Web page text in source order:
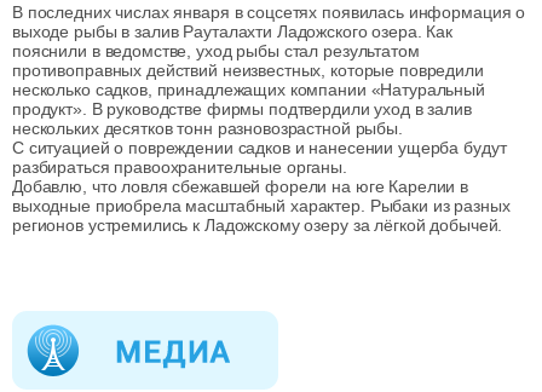
В последних числах января в соцсетях появилась информация о
выходе рыбы в залив Рауталахти Ладожского озера. Как
пояснили в ведомстве, уход рыбы стал результатом
противоправных действий неизвестных, которые повредили
несколько садков, принадлежащих компании «Натуральный
продукт». В руководстве фирмы подтвердили уход в залив
нескольких десятков тонн разновозрастной рыбы.
С ситуацией о повреждении садков и нанесении ущерба будут
разбираться правоохранительные органы.
Добавлю, что ловля сбежавшей форели на юге Карелии в
выходные приобрела масштабный характер. Рыбаки из разных
регионов устремились к Ладожскому озеру за лёгкой добычей.